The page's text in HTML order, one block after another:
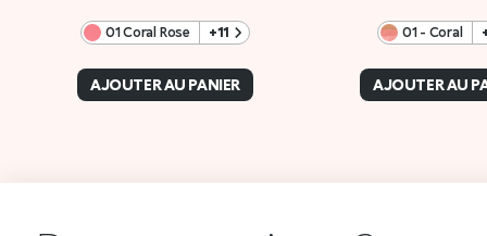
01 Coral Rose +11
AJOUTER AU PANIER
01 - Coral
AJOUTER AU